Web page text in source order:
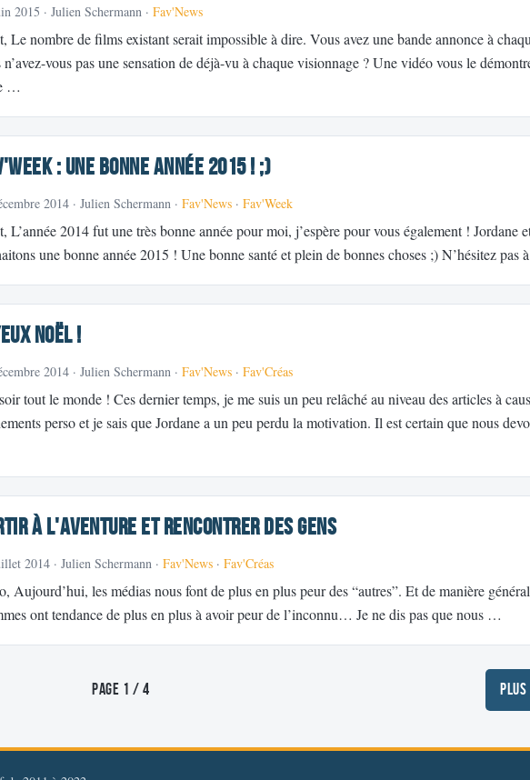
2015 · Julien Schermann · Fav'News
Le nombre de films existant serait impossible à dire. Vous avez une bande annonce à
n’avez-vous pas une sensation de déjà-vu à chaque visionnage ? Une vidéo vous le
…
: Une bonne année 2015 ! ;)
2014 · Julien Schermann · Fav'News · Fav'Week
L’année 2014 fut une très bonne année pour moi, j’espère pour vous également ! Jordane
une bonne année 2015 ! Une bonne santé et plein de bonnes choses ;) N’hésitez pas
Noël !
2014 · Julien Schermann · Fav'News · Fav'Créas
tout le monde ! Ces dernier temps, je me suis un peu relâché au niveau des articles à
perso et je sais que Jordane a un peu perdu la motivation. Il est certain que nous
à l'aventure et rencontrer des gens
2014 · Julien Schermann · Fav'News · Fav'Créas
Aujourd’hui, les médias nous font de plus en plus peur des “autres”. Et de manière
ont tendance de plus en plus à avoir peur de l’inconnu… Je ne dis pas que nous …
Page 1 / 4